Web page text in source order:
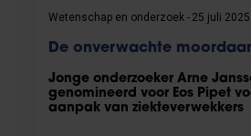
Wetenschap en onderzoek 25 juli 2025
De onverwachte
Jonge onderzoeker Arne
genomineerd voor Eos Pipet
aanpak van ziekteverwekkers